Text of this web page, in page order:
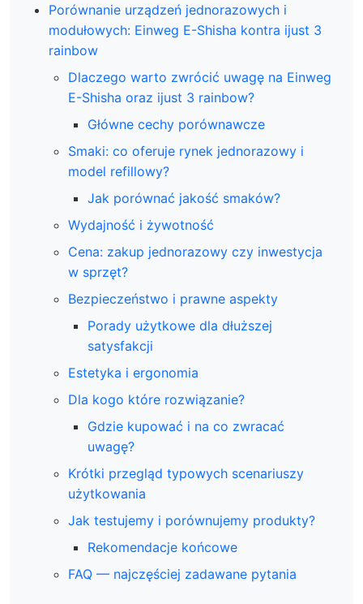
Porównanie urządzeń jednorazowych i
modułowych: Einweg E-Shisha kontra ijust 3
rainbow
Dlaczego warto zwrócić uwagę na Einweg
E-Shisha oraz ijust 3 rainbow?
Główne cechy porównawcze
Smaki: co oferuje rynek jednorazowy i
model refillowy?
Jak porównać jakość smaków?
Wydajność i żywotność
Cena: zakup jednorazowy czy inwestycja
w sprzęt?
Bezpieczeństwo i prawne aspekty
Porady użytkowe dla dłuższej
satysfakcji
Estetyka i ergonomia
Dla kogo które rozwiązanie?
Gdzie kupować i na co zwracać
uwagę?
Krótki przegląd typowych scenariuszy
użytkowania
Jak testujemy i porównujemy produkty?
Rekomendacje końcowe
FAQ — najczęściej zadawane pytania